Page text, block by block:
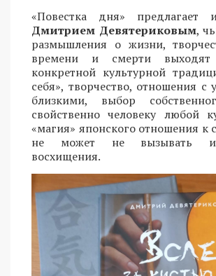
«Повестка дня» предлагает
Дмитрием Девятериковым,
размышления о жизни,
времени и смерти
конкретной культурной
себя», творчество, отношения с
близкими, выбор
свойственно человеку любой
«магия» японского отношения к
не может не вызывать
восхищения.